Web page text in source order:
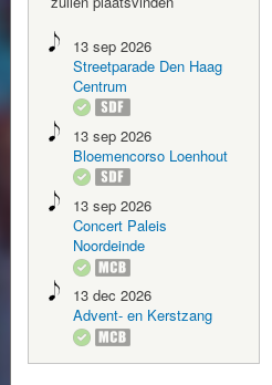
13 sep 2026
Streetparade Den Haag
Centrum
13 sep 2026
Bloemencorso Loenhout
13 sep 2026
Concert Paleis
Noordeinde
13 dec 2026
Advent- en Kerstzang